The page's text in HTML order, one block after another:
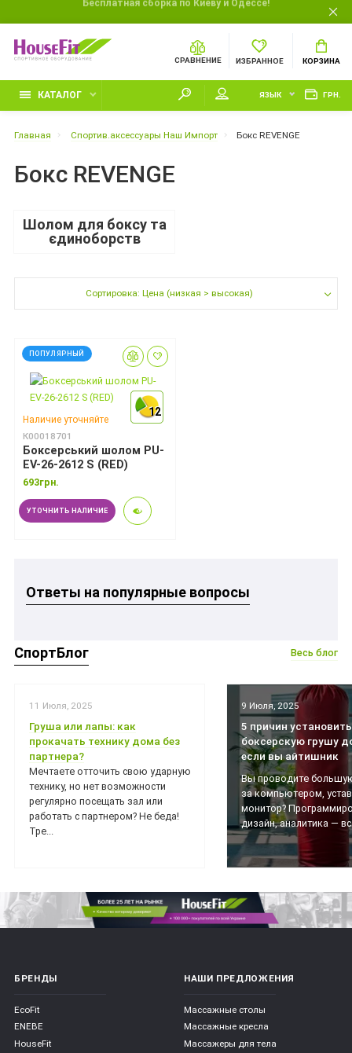
Бесплатная сборка по Киеву и Одессе!
СРАВНЕНИЕ ИЗБРАННОЕ КОРЗИНА
КАТАЛОГ ЯЗЫК ГРН.
Главная Спортив.аксессуары Наш Импорт Бокс REVENGE
Бокс REVENGE
Шолом для боксу та
єдиноборств
Сортировка: Цена (низкая > высокая)
12
12
12
ПОПУЛЯРНЫЙ
Наличие уточняйте
К00018701
Боксерський шолом PU-
EV-26-2612 S (RED)
693грн.
УТОЧНИТЬ НАЛИЧИЕ
Ответы на популярные вопросы
СпортБлог Весь блог
11 Июля, 2025
Груша или лапы: как
прокачать технику дома без
партнера?
Мечтаете отточить свою ударную
технику, но нет возможности
регулярно посещать зал или
работать с партнером? Не беда!
Тре...
9 Июля, 2025
5 причин установить
боксерскую грушу
если вы айтишник
Вы проводите
за компьютером,
монитор?
дизайн, аналитика —
БРЕНДЫ
EcoFit
ENEBE
HouseFit
НАШИ ПРЕДЛОЖЕНИЯ
Массажные столы
Массажные кресла
Массажеры для тела